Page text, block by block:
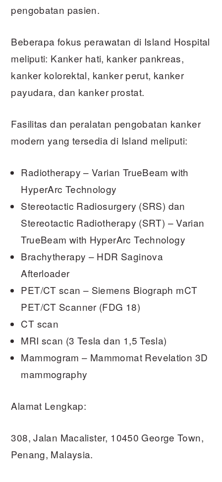
pengobatan pasien.
Beberapa fokus perawatan di Island Hospital
meliputi: Kanker hati, kanker pankreas,
kanker kolorektal, kanker perut, kanker
payudara, dan kanker prostat.
Fasilitas dan peralatan pengobatan kanker
modern yang tersedia di Island meliputi:
Radiotherapy – Varian TrueBeam with
HyperArc Technology
Stereotactic Radiosurgery (SRS) dan
Stereotactic Radiotherapy (SRT) – Varian
TrueBeam with HyperArc Technology
Brachytherapy – HDR Saginova
Afterloader
PET/CT scan – Siemens Biograph mCT
PET/CT Scanner (FDG 18)
CT scan
MRI scan (3 Tesla dan 1,5 Tesla)
Mammogram – Mammomat Revelation 3D
mammography
Alamat Lengkap:
308, Jalan Macalister, 10450 George Town,
Penang, Malaysia.